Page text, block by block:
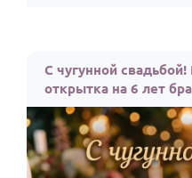
С чугунной
открытка на 6 лет